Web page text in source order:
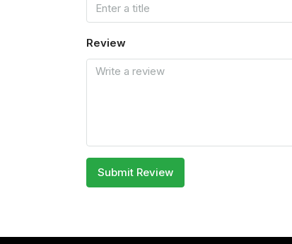
Review
Submit Review